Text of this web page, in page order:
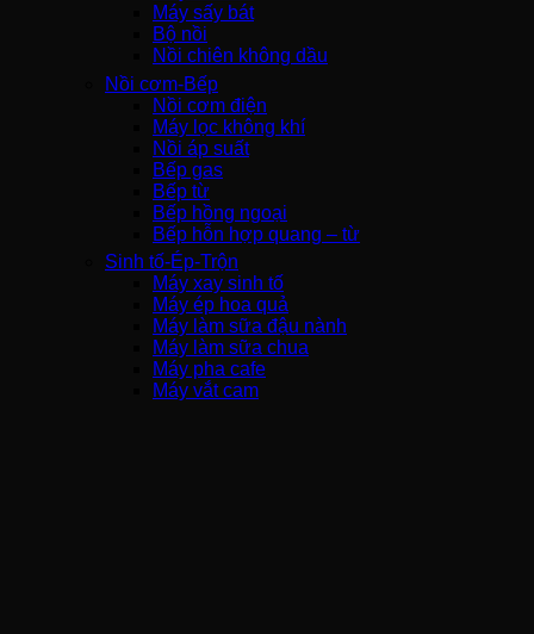
Máy sấy bát
Bộ nồi
Nồi chiên không dầu
Nồi cơm-Bếp
Nồi cơm điện
Máy lọc không khí
Nồi áp suất
Bếp gas
Bếp từ
Bếp hồng ngoại
Bếp hỗn hợp quang – từ
Sinh tố-Ép-Trộn
Máy xay sinh tố
Máy ép hoa quả
Máy làm sữa đậu nành
Máy làm sữa chua
Máy pha cafe
Máy vắt cam